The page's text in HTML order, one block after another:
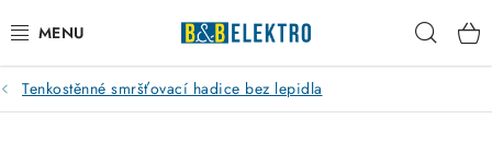
na
obsah
Reklamace / Vrácení zboží
Tenkostěnné smršťovací hadice bez lepidla